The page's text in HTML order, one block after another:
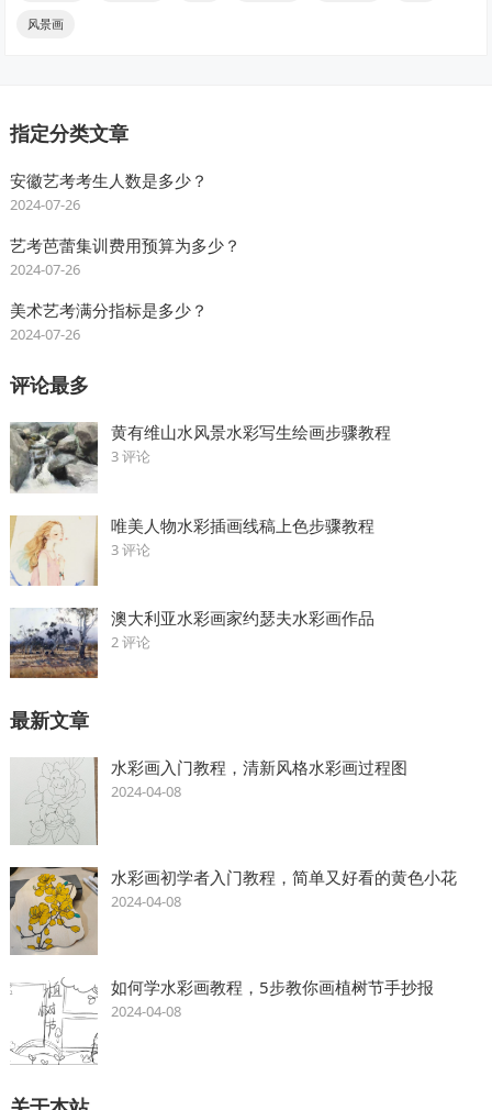
风景画
指定分类文章
安徽艺考考生人数是多少？
2024-07-26
艺考芭蕾集训费用预算为多少？
2024-07-26
美术艺考满分指标是多少？
2024-07-26
评论最多
黄有维山水风景水彩写生绘画步骤教程
3 评论
唯美人物水彩插画线稿上色步骤教程
3 评论
澳大利亚水彩画家约瑟夫水彩画作品
2 评论
最新文章
水彩画入门教程，清新风格水彩画过程图
2024-04-08
水彩画初学者入门教程，简单又好看的黄色小花
2024-04-08
如何学水彩画教程，5步教你画植树节手抄报
2024-04-08